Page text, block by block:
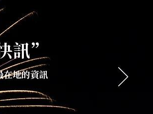
訊”
地的資訊